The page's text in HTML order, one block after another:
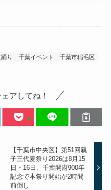
り 千葉イベント
千葉市稲毛区
アしてね！
【千葉市中央区】第51回親
子三代夏祭り2026は8月15
日・16日、千葉開府900年
記念で本祭り開始が2時間
前倒し